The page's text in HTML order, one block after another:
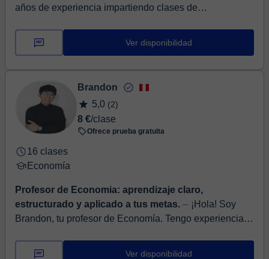
años de experiencia impartiendo clases de
enseñar, ...
Ver disponibilidad
Brandon
5,0 (2)
8 €/clase
Ofrece prueba gratuita
16 clases
Economía
Profesor de Economia: aprendizaje claro,
estructurado y aplicado a tus metas. ⏤ ¡Hola! Soy
Brandon, tu profesor de Economía. Tengo experiencia
es ayudarte a comprender la eco...
Ver disponibilidad